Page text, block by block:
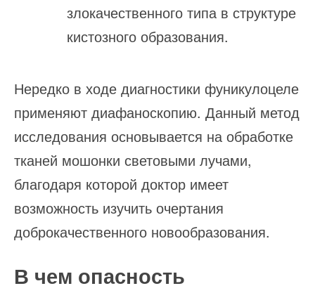
злокачественного типа в структуре
кистозного образования.
Нередко в ходе диагностики фуникулоцеле
применяют диафаноскопию. Данный метод
исследования основывается на обработке
тканей мошонки световыми лучами,
благодаря которой доктор имеет
возможность изучить очертания
доброкачественного новообразования.
В чем опасность